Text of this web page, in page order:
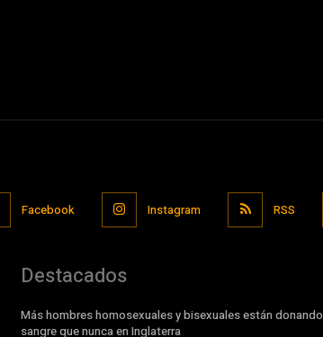
Facebook Instagram RSS
Destacados
Más hombres homosexuales y bisexuales están donando
sangre que nunca en Inglaterra